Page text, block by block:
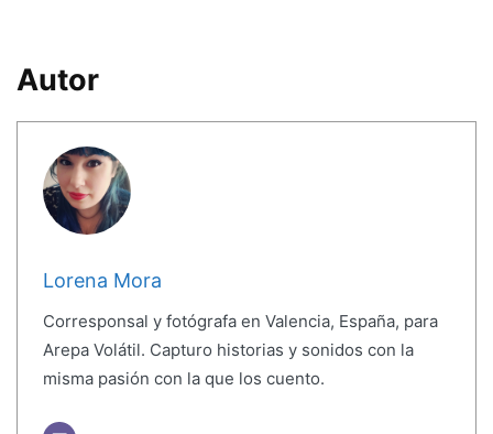
Autor
Lorena Mora
Corresponsal y fotógrafa en Valencia, España, para
Arepa Volátil. Capturo historias y sonidos con la
misma pasión con la que los cuento.